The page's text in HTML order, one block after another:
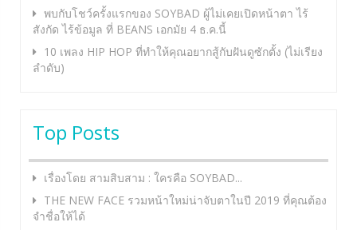
พบกับโชว์ครั้งแรกของ SOYBAD ผู้ไม่เคยเปิดหน้าตา ไร้
สังกัด ไร้ข้อมูล ที่ BEANS เอกมัย 4 ธ.ค.นี้
10 เพลง HIP HOP ที่ทำให้คุณอยากสู้กับฝันดูซักตั้ง (ไม่เรียง
ลำดับ)
Top Posts
เรื่องโดย สามสิบสาม : ใครคือ SOYBAD...
THE NEW FACE รวมหน้าใหม่น่าจับตาในปี 2019 ที่คุณต้อง
จำชื่อให้ได้